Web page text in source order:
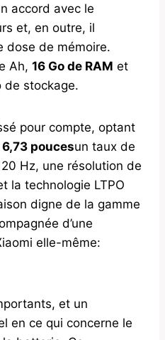
accord avec le
et, en outre, il
dose de mémoire.
Ah, 16 Go de RAM et
de stockage.
pour compte, optant
6,73 poucesun taux de
Hz, une résolution de
la technologie LTPO
digne de la gamme
d’une
elle-même:
et un
en ce qui concerne le